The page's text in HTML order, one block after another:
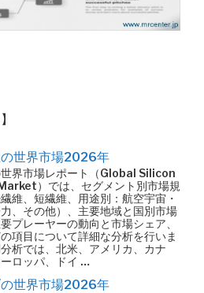
世界市場2026年
界市場レポート（Global Silicon
）では、セグメント別市場規
維、短繊維、用途別：航空宇宙・
、その他）、主要地域と国別市場
プレーヤーの動向と市場シェア、
項目について詳細な分析を行いま
析では、北米、アメリカ、カナ
ロッパ、ドイ …
世界市場2026年